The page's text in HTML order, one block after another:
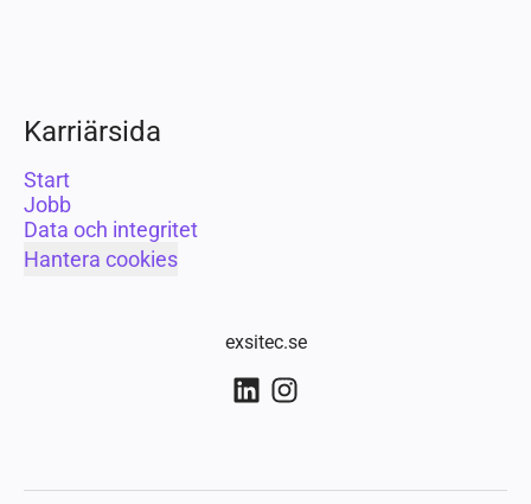
Karriärsida
Start
Jobb
Data och integritet
Hantera cookies
exsitec.se